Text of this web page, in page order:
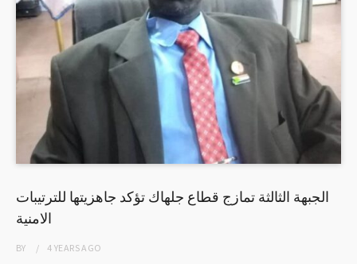
الجبهة الثالثة تمازج قطاع جلهاك تؤكد جاهزيتها للترتيبات
الامنية
BY 4 YEARSAGO